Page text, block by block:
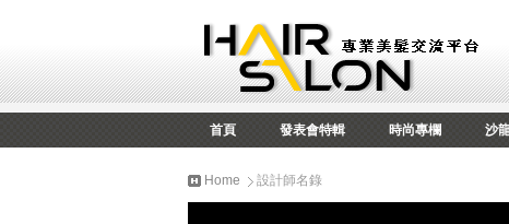
首頁 發表會特輯 時尚專欄 沙
Home 設計師名錄